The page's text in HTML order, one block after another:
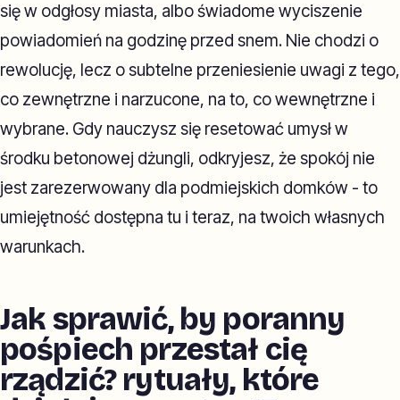
się w odgłosy miasta, albo świadome wyciszenie
powiadomień na godzinę przed snem. Nie chodzi o
rewolucję, lecz o subtelne przeniesienie uwagi z tego,
co zewnętrzne i narzucone, na to, co wewnętrzne i
wybrane. Gdy nauczysz się resetować umysł w
środku betonowej dżungli, odkryjesz, że spokój nie
jest zarezerwowany dla podmiejskich domków - to
umiejętność dostępna tu i teraz, na twoich własnych
warunkach.
Jak sprawić, by poranny
pośpiech przestał cię
rządzić? rytuały, które